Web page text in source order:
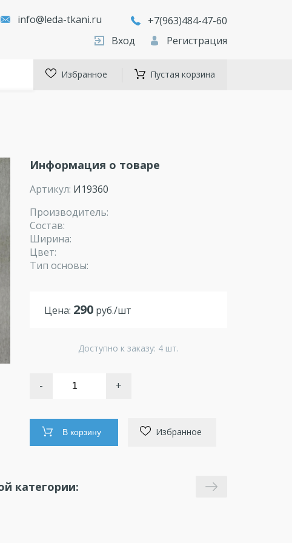
info@leda-tkani.ru
+7(963)484-47-60
Вход
Регистрация
Избранное Пустая корзина
Информация о товаре
Артикул: И19360
Производитель:
Состав:
Ширина:
Цвет:
Тип основы:
Цена: 290 руб./шт
Доступно к заказу: 4 шт.
- +
В корзину Избранное
категории: